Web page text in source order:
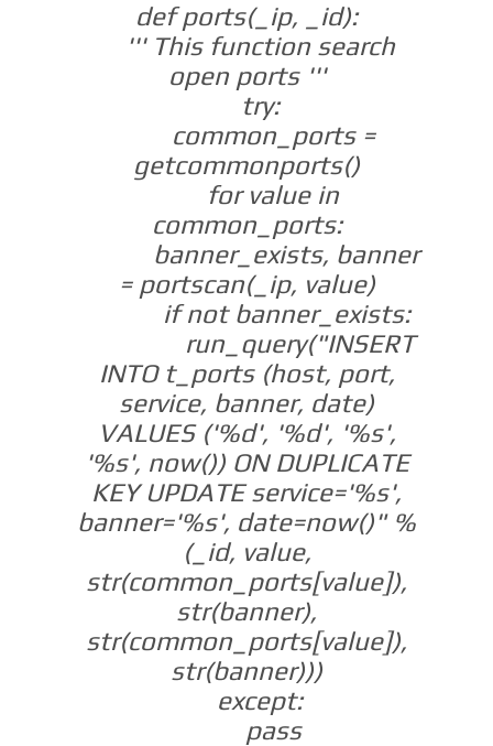
def ports(_ip, _id):
''' This function search
open ports '''
try:
common_ports =
getcommonports()
for value in
common_ports:
banner_exists, banner
= portscan(_ip, value)
if not banner_exists:
run_query("INSERT
INTO t_ports (host, port,
service, banner, date)
VALUES ('%d', '%d', '%s',
'%s', now()) ON DUPLICATE
KEY UPDATE service='%s',
banner='%s', date=now()" %
(_id, value,
str(common_ports[value]),
str(banner),
str(common_ports[value]),
str(banner)))
except:
pass